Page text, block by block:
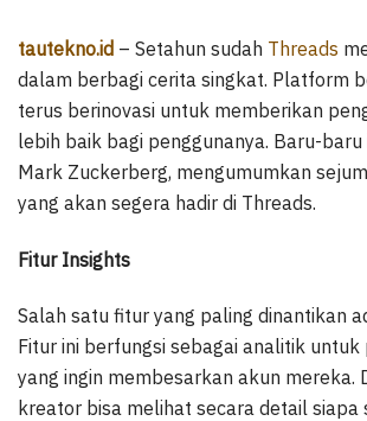
tautekno.id – Setahun sudah Threads
dalam berbagi cerita singkat. Platform
terus berinovasi untuk memberikan
lebih baik bagi penggunanya. Baru-baru
Mark Zuckerberg, mengumumkan
yang akan segera hadir di Threads.
Fitur Insights
Salah satu fitur yang paling dinantikan
Fitur ini berfungsi sebagai analitik
yang ingin membesarkan akun mereka.
kreator bisa melihat secara detail siapa